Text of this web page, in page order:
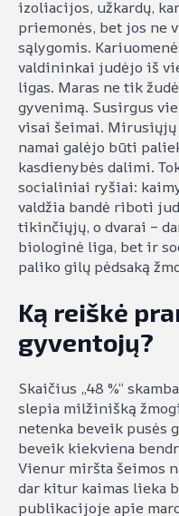
izoliacijos, užkardų,
priemonės, bet jos ne
sąlygomis.
valdininkai judėjo iš
ligas. Maras ne tik
gyvenimą. Susirgus
visai šeimai. Mirusiųjų
namai galėjo būti
kasdienybės dalimi.
socialiniai ryšiai:
valdžia bandė riboti
tikinčiųjų, o dvarai –
biologinė liga, bet ir
paliko gilų pėdsaką
Ką reiškė
gyventojų?
Skaičius „48 %“
slepia milžinišką
netenka beveik pusės
beveik kiekviena
Vienur miršta šeimos
dar kitur kaimas lieka
publikacijoje apie